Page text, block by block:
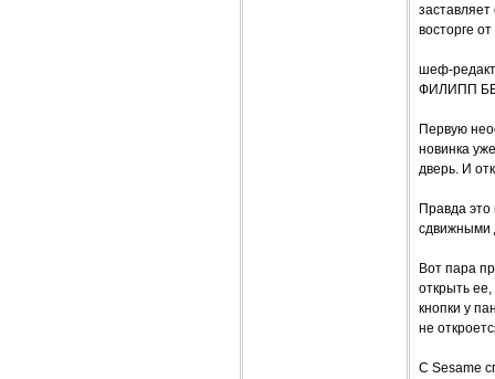
восторге
шеф-
ФИЛИПП
Первую
новинка
дверь. И
Правда это
сдвижными
Вот пара
открыть ее,
кнопки у
не
С Sesame